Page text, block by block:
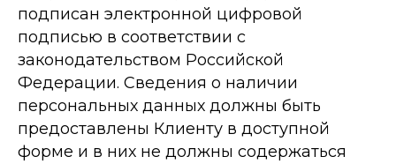
подписан электронной цифровой
подписью в соответствии с
законодательством Российской
Федерации. Сведения о наличии
персональных данных должны быть
предоставлены Клиенту в доступной
форме и в них не должны содержаться